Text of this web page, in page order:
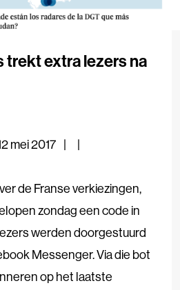
trekt extra lezers na
mei 2017
de Franse verkiezingen,
zondag een code in
werden doorgestuurd
Messenger. Via die bot
op het laatste